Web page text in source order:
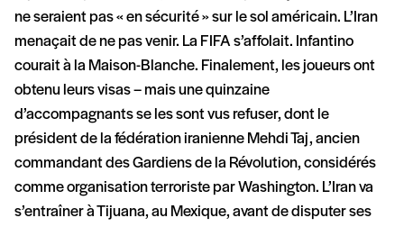
ne seraient pas « en sécurité » sur le sol américain. L’Iran
menaçait de ne pas venir. La FIFA s’affolait. Infantino
courait à la Maison-Blanche. Finalement, les joueurs ont
obtenu leurs visas – mais une quinzaine
d’accompagnants se les sont vus refuser, dont le
président de la fédération iranienne Mehdi Taj, ancien
commandant des Gardiens de la Révolution, considérés
comme organisation terroriste par Washington. L’Iran va
s’entraîner à Tijuana, au Mexique, avant de disputer ses